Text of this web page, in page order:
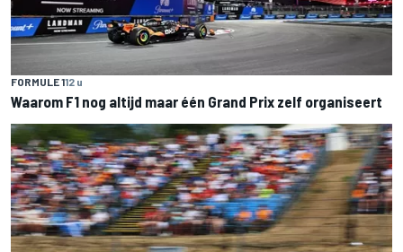
FORMULE 112 u
Waarom F1 nog altijd maar één Grand Prix zelf organiseert